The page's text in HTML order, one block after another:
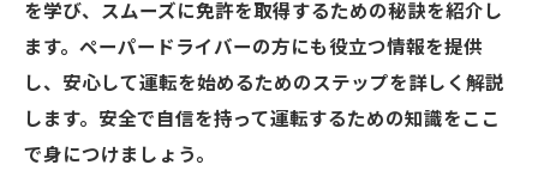
を学び、スムーズに免許を取得するための秘訣を紹介し
ます。ペーパードライバーの方にも役立つ情報を提供
し、安心して運転を始めるためのステップを詳しく解説
します。安全で自信を持って運転するための知識をここ
で身につけましょう。